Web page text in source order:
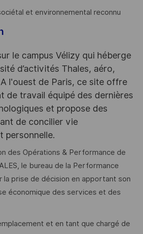
et environnemental reconnu
le campus Vélizy qui héberge
d’activités Thales, aéro,
l'ouest de Paris, ce site offre
de travail équipé des dernières
et propose des
de concilier vie
personnelle.
des Opérations & Performance de
le bureau de la Performance
la prise de décision en apportant son
économique des services et des
et en tant que chargé de